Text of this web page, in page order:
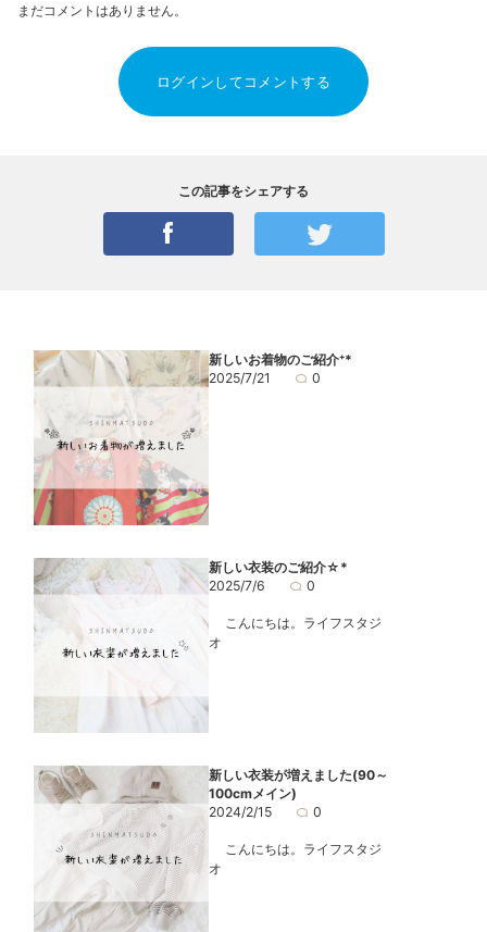
まだコメントはありません。
ログインしてコメントする
この記事をシェアする
新しいお着物のご紹介⁺*
2025/7/21
0
新しい衣装のご紹介☆*
2025/7/6
0
こんにちは。ライフスタジ
オ
新しい衣装が増えました(90～
100cmメイン)
2024/2/15
0
こんにちは。ライフスタジ
オ